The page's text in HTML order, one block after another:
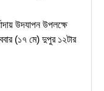
উদযাপন উপলক্ষে
(১৭ মে) দুপুর ১২টার